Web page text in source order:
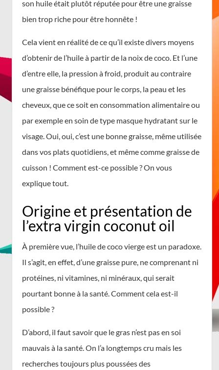
son huile était plutôt réputée pour être une graisse
bien trop riche pour être honnête !
Cela vient en réalité de ce qu’il existe divers moyens
d’obtenir de l’huile à partir de la noix de coco. Et l’une
d’entre elle, la pression à froid, produit au contraire
une graisse bénéfique pour le corps, la peau et les
cheveux, que ce soit en consommation alimentaire ou
par exemple en soin de type masque hydratant sur le
visage. Oui, oui, c’est une bonne graisse, même utilisée
dans vos plats quotidiens, et même comme graisse de
cuisson ! Comment est-ce possible ? On vous
explique tout.
Origine et présentation de
l’extra virgin coconut oil
À première vue, l’huile de coco vierge est un paradoxe.
Il s’agit, en effet, d’une graisse pure, ne comprenant ni
protéines, ni vitamines, ni minéraux, qui serait
pourtant bonne à la santé. Comment cela est-il
possible ?
D’abord, il faut savoir que le gras n’est pas en soi
mauvais à la santé. On l’a longtemps cru mais les
recherches toujours plus poussées des